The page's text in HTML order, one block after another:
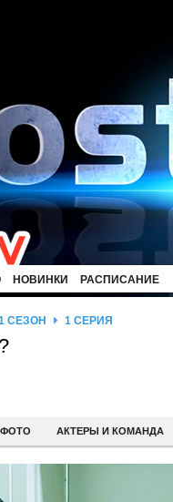
НОВИНКИ РАСПИСАНИЕ
СЕЗОН 1 СЕРИЯ
ФОТО АКТЕРЫ И КОМАНДА